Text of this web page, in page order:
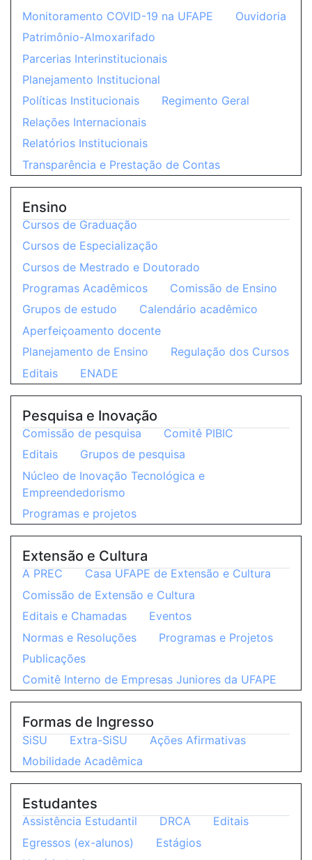
Monitoramento COVID-19 na UFAPE
Ouvidoria
Patrimônio-Almoxarifado
Parcerias Interinstitucionais
Planejamento Institucional
Políticas Institucionais
Regimento Geral
Relações Internacionais
Relatórios Institucionais
Transparência e Prestação de Contas
Ensino
Cursos de Graduação
Cursos de Especialização
Cursos de Mestrado e Doutorado
Programas Acadêmicos
Comissão de Ensino
Grupos de estudo
Calendário acadêmico
Aperfeiçoamento docente
Planejamento de Ensino
Regulação dos Cursos
Editais
ENADE
Pesquisa e Inovação
Comissão de pesquisa
Comitê PIBIC
Editais
Grupos de pesquisa
Núcleo de Inovação Tecnológica e
Empreendedorismo
Programas e projetos
Extensão e Cultura
A PREC
Casa UFAPE de Extensão e Cultura
Comissão de Extensão e Cultura
Editais e Chamadas
Eventos
Normas e Resoluções
Programas e Projetos
Publicações
Comitê Interno de Empresas Juniores da UFAPE
Formas de Ingresso
SiSU Extra-SiSU
Ações Afirmativas
Mobilidade Acadêmica
Estudantes
Assistência Estudantil DRCA
Editais
Egressos (ex-alunos)
Estágios